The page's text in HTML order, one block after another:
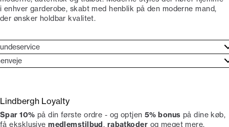
i enhver garderobe, skabt med henblik på den moderne mand,
der ønsker holdbar kvalitet.
dit køb
Lindbergh Ambassadør
Lindbergh Loyalty
Spar 10% på din første ordre - og optjen 5% bonus på dine køb,
få eksklusivemedlemstilbud, rabatkoder og meget mere.